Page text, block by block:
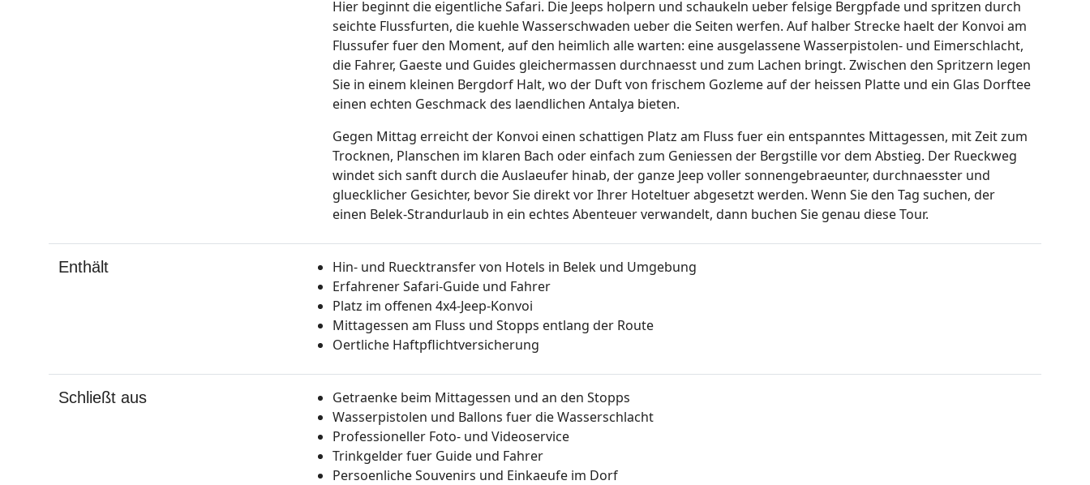
Hier beginnt die eigentliche Safari. Die Jeeps holpern und schaukeln ueber felsige Bergpfade und spritzen durch
seichte Flussfurten, die kuehle Wasserschwaden ueber die Seiten werfen. Auf halber Strecke haelt der Konvoi am
Flussufer fuer den Moment, auf den heimlich alle warten: eine ausgelassene Wasserpistolen- und Eimerschlacht,
die Fahrer, Gaeste und Guides gleichermassen durchnaesst und zum Lachen bringt. Zwischen den Spritzern legen
Sie in einem kleinen Bergdorf Halt, wo der Duft von frischem Gozleme auf der heissen Platte und ein Glas Dorftee
einen echten Geschmack des laendlichen Antalya bieten.
Gegen Mittag erreicht der Konvoi einen schattigen Platz am Fluss fuer ein entspanntes Mittagessen, mit Zeit zum
Trocknen, Planschen im klaren Bach oder einfach zum Geniessen der Bergstille vor dem Abstieg. Der Rueckweg
windet sich sanft durch die Auslaeufer hinab, der ganze Jeep voller sonnengebraeunter, durchnaesster und
gluecklicher Gesichter, bevor Sie direkt vor Ihrer Hoteltuer abgesetzt werden. Wenn Sie den Tag suchen, der
einen Belek-Strandurlaub in ein echtes Abenteuer verwandelt, dann buchen Sie genau diese Tour.
Enthält
Hin- und Ruecktransfer von Hotels in Belek und Umgebung
Erfahrener Safari-Guide und Fahrer
Platz im offenen 4x4-Jeep-Konvoi
Mittagessen am Fluss und Stopps entlang der Route
Oertliche Haftpflichtversicherung
Schließt aus
Getraenke beim Mittagessen und an den Stopps
Wasserpistolen und Ballons fuer die Wasserschlacht
Professioneller Foto- und Videoservice
Trinkgelder fuer Guide und Fahrer
Persoenliche Souvenirs und Einkaeufe im Dorf